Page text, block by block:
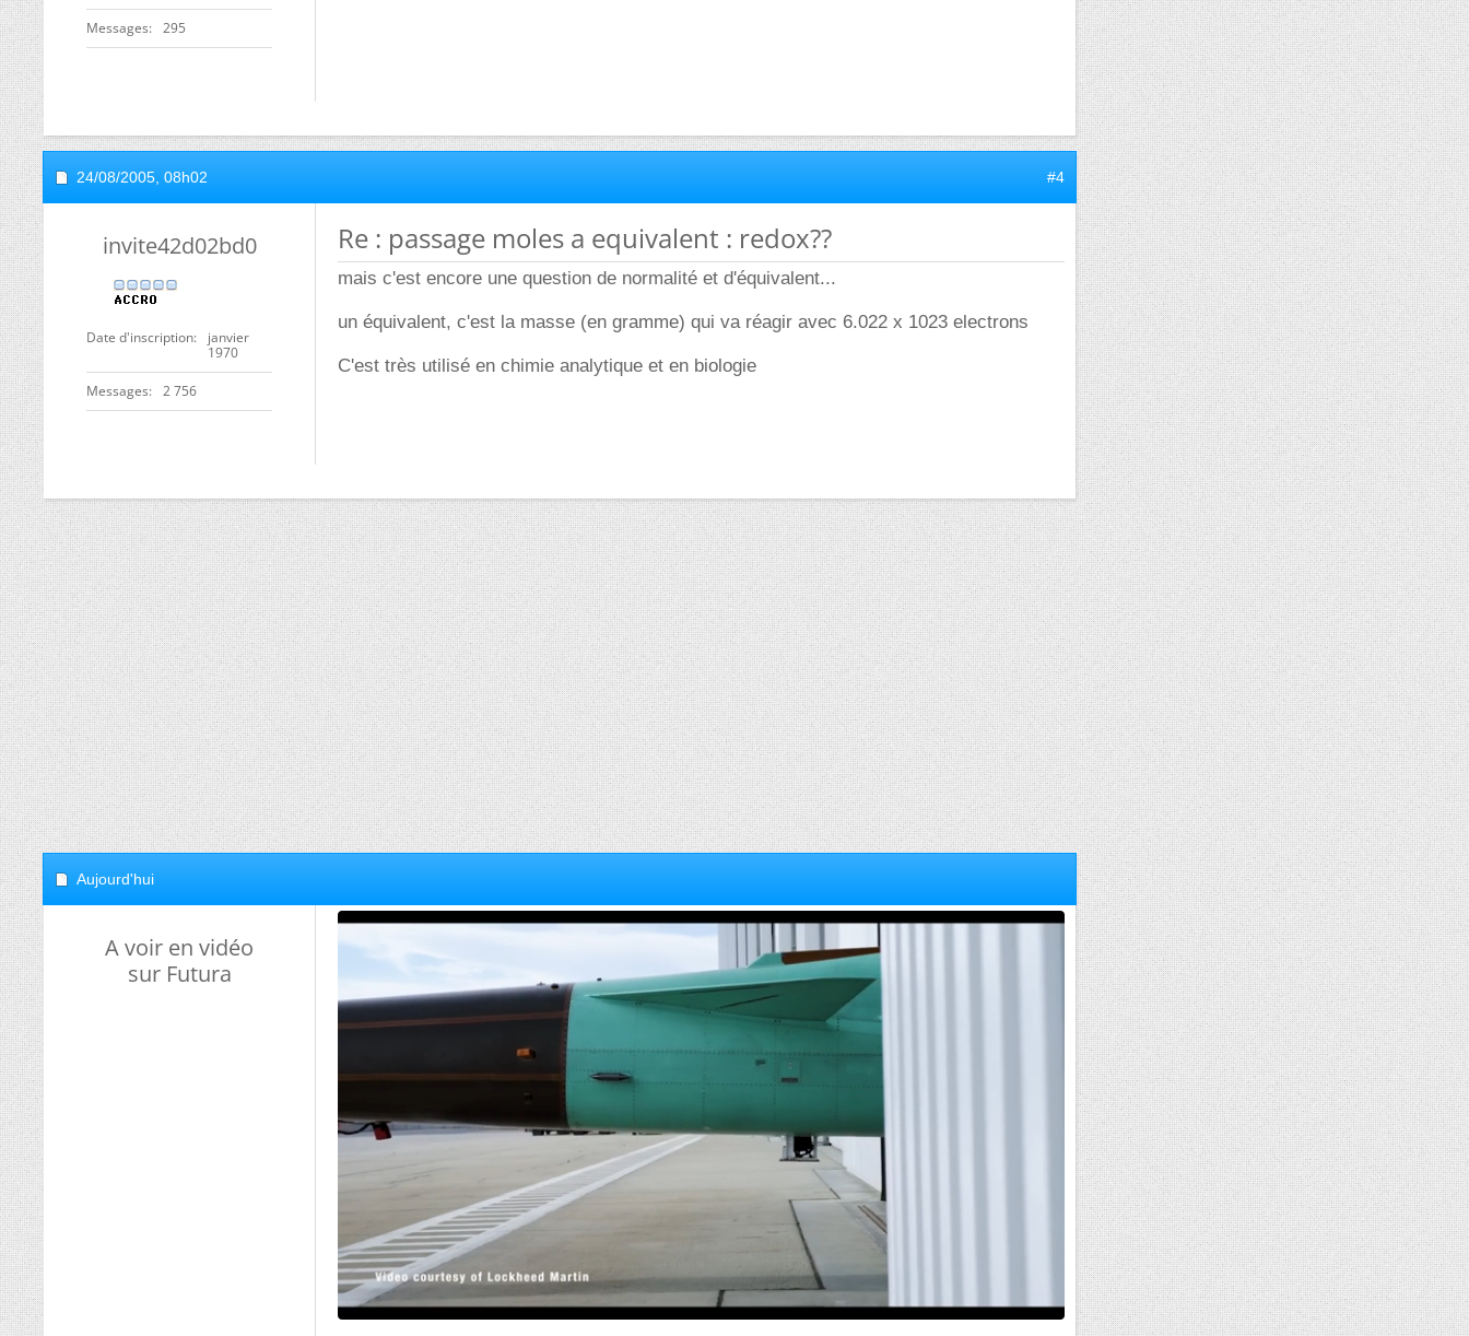
Messages 295
24/08/2005, 08h02 #4
invite42d02bd0
Date d'inscription
janvier
1970
Messages 2 756
Re : passage moles a equivalent : redox??
mais c'est encore une question de normalité et d'équivalent...
un équivalent, c'est la masse (en gramme) qui va réagir avec 6.022 x 1023 electrons
C'est très utilisé en chimie analytique et en biologie
Aujourd'hui
A voir en vidéo
sur Futura